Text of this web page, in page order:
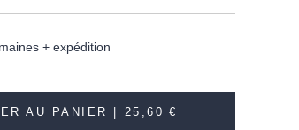
+ expédition
AU PANIER | 25,60 €